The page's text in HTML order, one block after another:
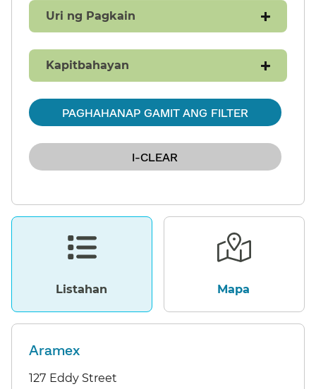
Uri ng Pagkain​​
Kapitbahayan​​
Listahan​​ Mapa​​
Aramex
127 Eddy Street